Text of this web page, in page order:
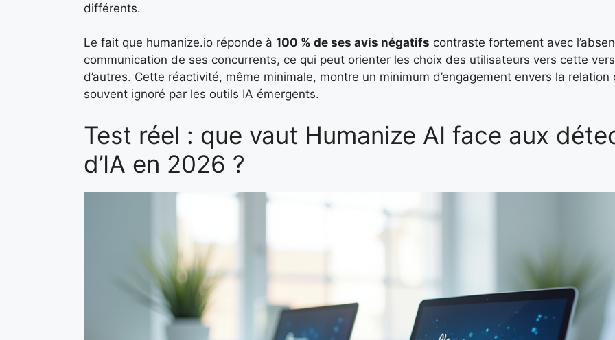
différents.
Le fait que humanize.io réponde à 100 % de ses avis négatifs contraste fortement avec
communication de ses concurrents, ce qui peut orienter les choix des utilisateurs vers cette
d’autres. Cette réactivité, même minimale, montre un minimum d’engagement envers la
souvent ignoré par les outils IA émergents.
Test réel : que vaut Humanize AI face aux
d’IA en 2026 ?